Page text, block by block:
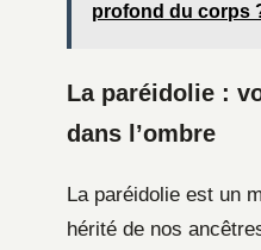
profond du corps
La paréidolie :
dans l’ombre
La paréidolie est un
hérité de nos